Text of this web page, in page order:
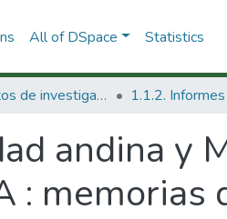
All of DSpace Statistics
1.1 Productos de investigación 1.1.2.
andina y
: